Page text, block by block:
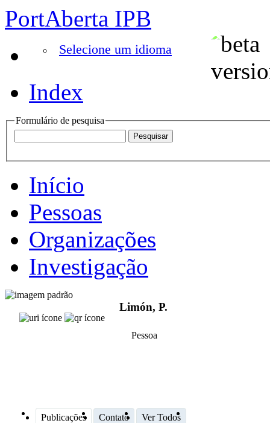
PortAberta IPB
Selecione um idioma
Index
Formulário de pesquisa
Início
Pessoas
Organizações
Investigação
Limón, P.
Pessoa
Publicações Contato Ver Todos